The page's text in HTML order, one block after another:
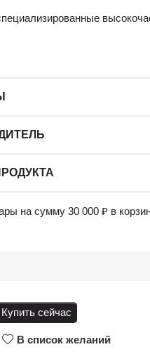
на сумму 30 000 ₽ в
Купить сейчас
В список желаний